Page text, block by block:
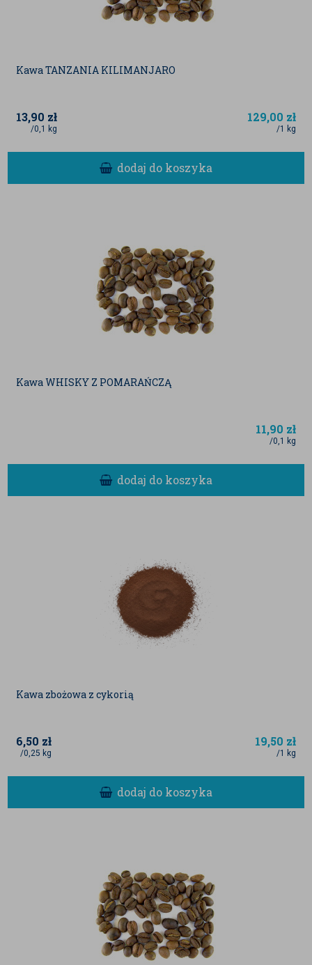
Kawa TANZANIA KILIMANJARO
13,90 zł
/0,1 kg
129,00 zł
/1 kg
dodaj do koszyka
Kawa WHISKY Z POMARAŃCZĄ
11,90 zł
/0,1 kg
dodaj do koszyka
Kawa zbożowa z cykorią
6,50 zł
/0,25 kg
19,50 zł
/1 kg
dodaj do koszyka